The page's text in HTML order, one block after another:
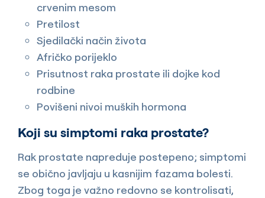
crvenim mesom
Pretilost
Sjedilački način života
Afričko porijeklo
Prisutnost raka prostate ili dojke kod
rodbine
Povišeni nivoi muških hormona
Koji su simptomi raka prostate?
Rak prostate napreduje postepeno; simptomi
se obično javljaju u kasnijim fazama bolesti.
Zbog toga je važno redovno se kontrolisati,